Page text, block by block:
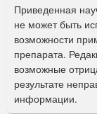
п
о
и
с
к
Приведенная
не может быть
возможности
препарата.
возможные
результате
информации.